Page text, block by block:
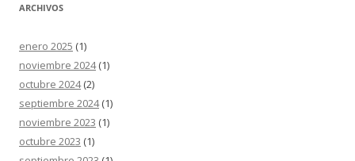
ARCHIVOS
enero 2025 (1)
noviembre 2024(1)
octubre 2024(2)
septiembre 2024(1)
noviembre 2023 (1)
octubre 2023 (1)